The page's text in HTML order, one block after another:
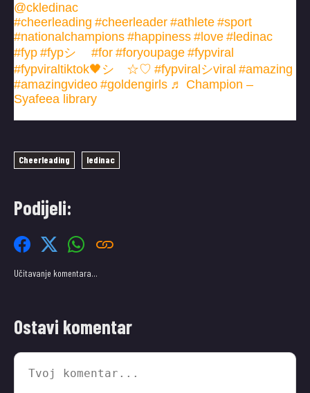
@ckledinac
#cheerleading #cheerleader #athlete #sport
#nationalchampions #happiness #love #ledinac
#fyp #fypシ゚ #for #foryoupage #fypviral
#fypviraltiktok🖤シ゚☆♡ #fypviralシviral #amazing
#amazingvideo #goldengirls ♬ Champion –
Syafeea library
Cheerleading ledinac
Podijeli:
Učitavanje komentara…
Ostavi komentar